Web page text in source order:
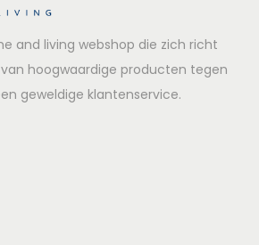
and living webshop die zich richt
hoogwaardige producten tegen
geweldige klantenservice.